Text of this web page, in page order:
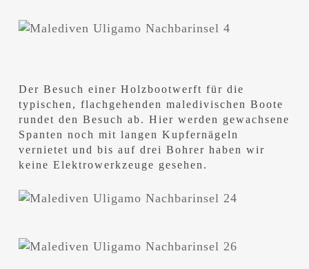
Der Besuch einer Holzbootwerft für die
typischen, flachgehenden maledivischen Boote
rundet den Besuch ab. Hier werden gewachsene
Spanten noch mit langen Kupfernägeln
vernietet und bis auf drei Bohrer haben wir
keine Elektrowerkzeuge gesehen.